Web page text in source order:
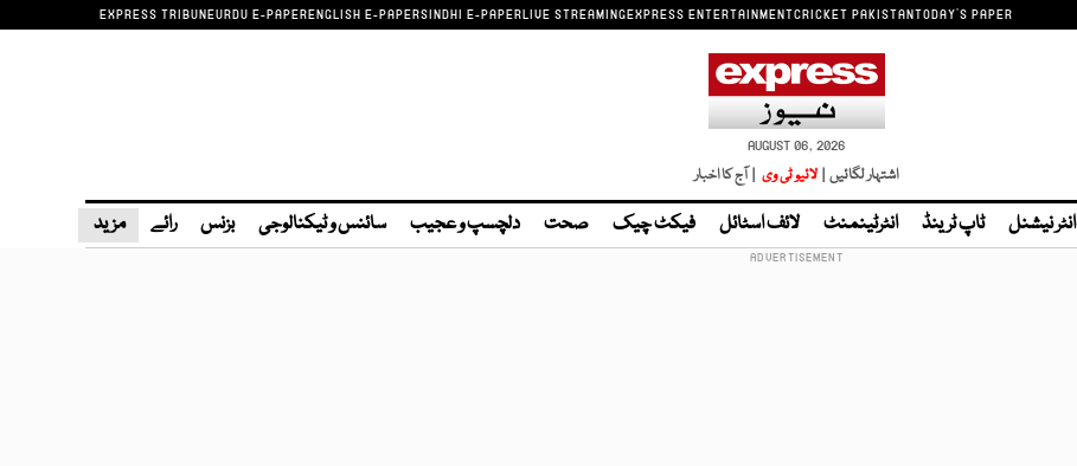
EXPRESS TRIBUNEURDU E-PAPERENGLISH E-PAPERSINDHI E-PAPERLIVE STREAMINGEXPRESS ENTERTAINMENTCRICKET PAKISTANTODAY'S PAPER
AUGUST 06, 2026
اشتہار لگائیں | لائیو ٹی وی | آج کا اخبار
انٹر نیشنل ٹاپ ٹرینڈ انٹرٹینمنٹ لائف اسٹائل فیکٹ چیک صحت دلچسپ و عجیب سائنس و ٹیکنالوجی بزنس رائے مزید